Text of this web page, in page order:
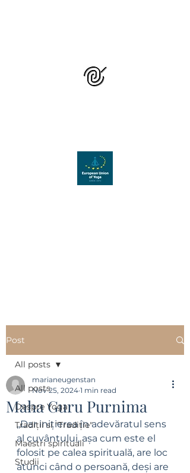
Post
All posts
Despre Yoga
Tradiții si "Tradiție"
Maestri spirituali
Studii
All posts
Maha Guru Purnima
marianeugenstan
Nov 25, 2024 1 min read
„Dar inițierea în adevăratul sens
al cuvântului, așa cum este el
folosit pe calea spirituală, are loc
atunci când o persoană, deși are